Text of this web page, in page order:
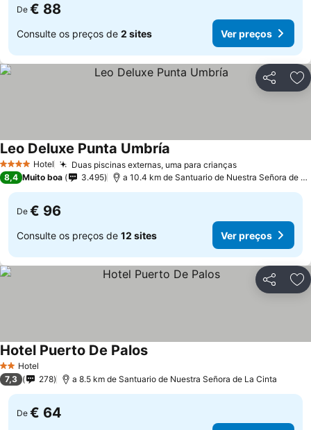
De € 88
Consulte os preços de 2 sites Ver preços
Partilhar
4 EstrelasHotel Duas piscinas externas, uma para criançasVer preços
Leo Deluxe Punta Umbría
8,4 Muito boa 3.495 a 10.4 km de Santuario de Nuestra Señora de
De € 96
Consulte os preços de 12 sites Ver preços
Partilhar
2 Estrelas
Hotel
Hotel Puerto De PalosVer preços
7,3 278 a 8.5 km de Santuario de Nuestra Señora de La Cinta
De € 64